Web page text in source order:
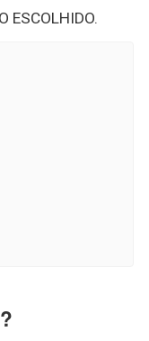
ESCOLHIDO.